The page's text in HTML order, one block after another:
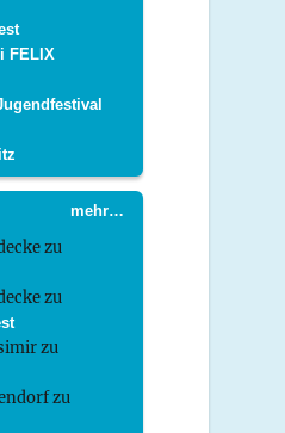
FELIX
mehr…
zu
zu
zu
zu